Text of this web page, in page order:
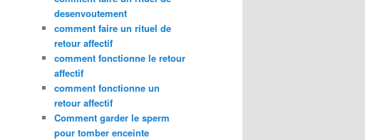
desenvoutement
comment faire un rituel de
retour affectif
comment fonctionne le retour
affectif
comment fonctionne un
retour affectif
Comment garder le sperm
pour tomber enceinte